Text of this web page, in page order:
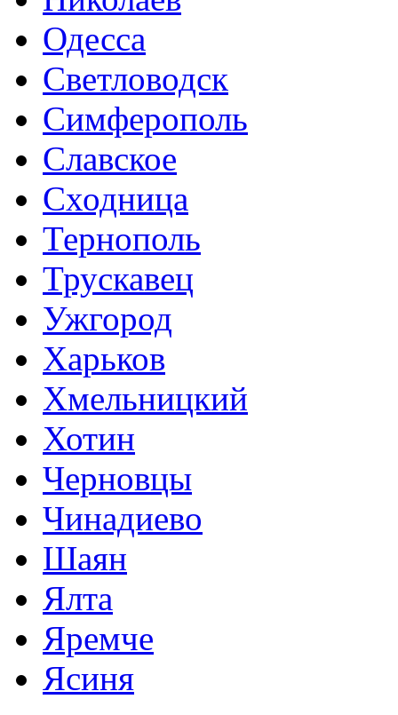
Одесса
Светловодск
Симферополь
Славское
Сходница
Тернополь
Трускавец
Ужгород
Харьков
Хмельницкий
Хотин
Черновцы
Чинадиево
Шаян
Ялта
Яремче
Ясиня